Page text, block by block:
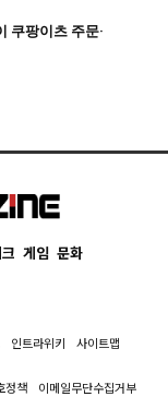
쿠팡이츠 주문·
게임 문화
인트라위키 사이트맵
정책 이메일무단수집거부